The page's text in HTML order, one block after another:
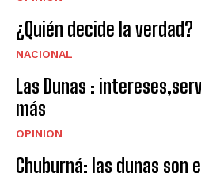
¿Quién decide la verdad?
NACIONAL
Las Dunas :
más
OPINION
Chuburná: las dunas son